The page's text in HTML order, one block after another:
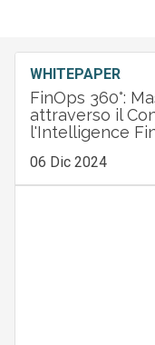
WHITEPAPER
FinOps 360°:
attraverso il
l'Intelligence
06 Dic 2024